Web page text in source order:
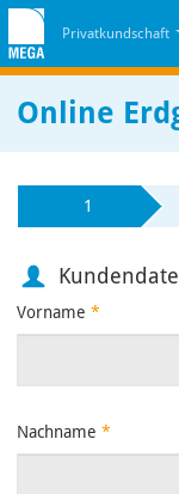
Privatkundschaft
Online
1
Vorname *
Nachname *